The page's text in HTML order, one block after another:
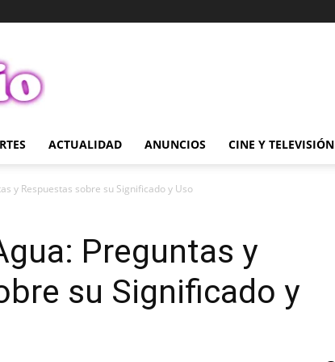
ACTUALIDAD ANUNCIOS CINE Y TELEVISIÓN
y Respuestas sobre su Significado y Uso
Preguntas y
su Significado y